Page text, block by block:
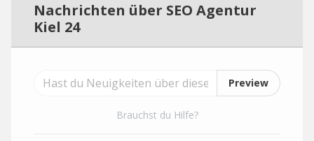
Nachrichten über SEO Agentur
Kiel 24
Preview
Brauchst du Hilfe?